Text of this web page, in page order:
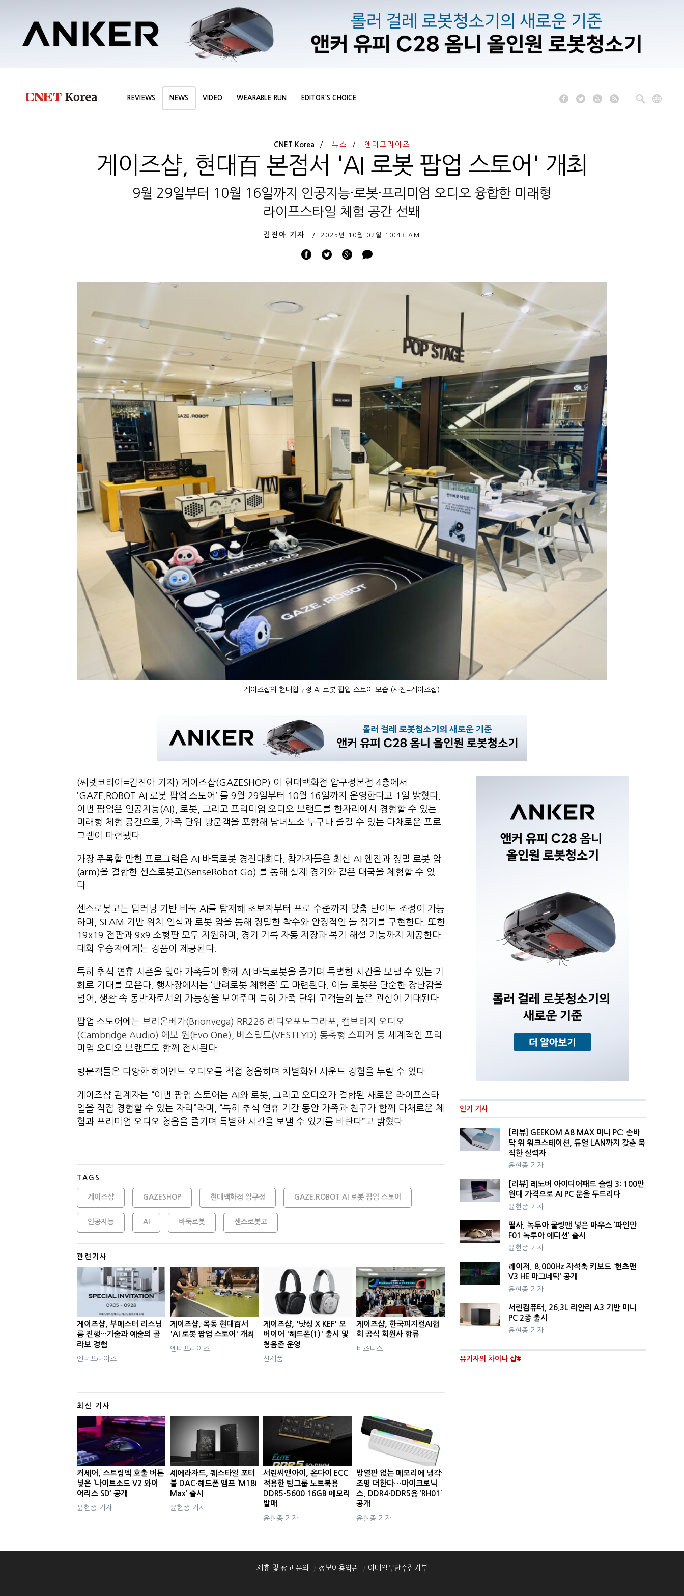
REVIEWS NEWS VIDEO WEARABLE RUN EDITOR'S CHOICE
CNET Korea 뉴스 엔터프라이즈
게이즈샵, 현대百 본점서 'AI 로봇 팝업 스토어' 개최
9월 29일부터 10월 16일까지 인공지능·로봇·프리미엄 오디오 융합한 미래형
라이프스타일 체험 공간 선봬
김진아 기자 2025년 10월 02일 10:43 AM
게이즈샵의 현대압구정 AI 로봇 팝업 스토어 모습 (사진=게이즈샵)
(씨넷코리아=김진아 기자) 게이즈샵(GAZESHOP) 이 현대백화점 압구정본점 4층에서
‘GAZE.ROBOT AI 로봇 팝업 스토어’ 를 9월 29일부터 10월 16일까지 운영한다고 1일 밝혔다.
이번 팝업은 인공지능(AI), 로봇, 그리고 프리미엄 오디오 브랜드를 한자리에서 경험할 수 있는
미래형 체험 공간으로, 가족 단위 방문객을 포함해 남녀노소 누구나 즐길 수 있는 다채로운 프로
그램이 마련됐다.
가장 주목할 만한 프로그램은 AI 바둑로봇 경진대회다. 참가자들은 최신 AI 엔진과 정밀 로봇 암
(arm)을 결합한 센스로봇고(SenseRobot Go) 를 통해 실제 경기와 같은 대국을 체험할 수 있
다.
센스로봇고는 딥러닝 기반 바둑 AI를 탑재해 초보자부터 프로 수준까지 맞춤 난이도 조정이 가능
하며, SLAM 기반 위치 인식과 로봇 암을 통해 정밀한 착수와 안정적인 돌 집기를 구현한다. 또한
19x19 전판과 9x9 소형판 모두 지원하며, 경기 기록 자동 저장과 복기 해설 기능까지 제공한다.
대회 우승자에게는 경품이 제공된다.
특히 추석 연휴 시즌을 맞아 가족들이 함께 AI 바둑로봇을 즐기며 특별한 시간을 보낼 수 있는 기
회로 기대를 모은다. 행사장에서는 ‘반려로봇 체험존’ 도 마련된다. 이들 로봇은 단순한 장난감을
넘어, 생활 속 동반자로서의 가능성을 보여주며 특히 가족 단위 고객들의 높은 관심이 기대된다
팝업 스토어에는 브리온베가(Brionvega) RR226 라디오포노그라포, 캠브리지 오디오
(Cambridge Audio) 에보 원(Evo One), 베스틸드(VESTLYD) 동축형 스피커 등 세계적인 프리
미엄 오디오 브랜드도 함께 전시된다.
방문객들은 다양한 하이엔드 오디오를 직접 청음하며 차별화된 사운드 경험을 누릴 수 있다.
게이즈샵 관계자는 “이번 팝업 스토어는 AI와 로봇, 그리고 오디오가 결합된 새로운 라이프스타
일을 직접 경험할 수 있는 자리”라며, “특히 추석 연휴 기간 동안 가족과 친구가 함께 다채로운 체
험과 프리미엄 오디오 청음을 즐기며 특별한 시간을 보낼 수 있기를 바란다”고 밝혔다.
TAGS
게이즈샵 GAZESHOP 현대백화점 압구정 GAZE.ROBOT AI 로봇 팝업 스토어
인공지능 AI 바둑로봇 센스로봇고
관련기사
게이즈샵, 부메스터 리스닝
룸 진행···기술과 예술의 콜
라보 경험
엔터프라이즈
게이즈샵, 목동 현대百서
'AI 로봇 팝업 스토어' 개최
엔터프라이즈
게이즈샵, '낫싱 X KEF' 오
버이어 '헤드폰(1)' 출시 및
청음존 운영
신제품
게이즈샵, 한국피지컬AI협
회 공식 회원사 합류
비즈니스
최신 기사
커세어, 스트림덱 호출 버튼
넣은 ‘나이트소드 V2 와이
어리스 SD’ 공개
윤현종 기자
셰에라자드, 퀘스타일 포터
블 DAC·헤드폰 앰프 ‘M18i
Max’ 출시
윤현종 기자
서린씨앤아이, 온다이 ECC
적용한 팀그룹 노트북용
DDR5-5600 16GB 메모리
발매
윤현종 기자
방열판 없는 메모리에 냉각·
조명 더한다…마이크로닉
스, DDR4·DDR5용 ‘RH01’
공개
윤현종 기자
인기 기사
[리뷰] GEEKOM A8 MAX 미니 PC: 손바
닥 위 워크스테이션, 듀얼 LAN까지 갖춘 묵
직한 실력자
윤현종 기자
[리뷰] 레노버 아이디어패드 슬림 3: 100만
원대 가격으로 AI PC 문을 두드리다
윤현종 기자
펄사, 녹투아 쿨링팬 넣은 마우스 ‘파인만
F01 녹투아 에디션’ 출시
윤현종 기자
레이저, 8,000Hz 자석축 키보드 ‘헌츠맨
V3 HE 마그네틱’ 공개
윤현종 기자
서린컴퓨터, 26.3L 리안리 A3 기반 미니
PC 2종 출시
윤현종 기자
유기자의 차이나 샵#
제휴 및 광고 문의 정보이용약관 이메일무단수집거부